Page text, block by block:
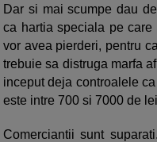
Dar si mai scumpe dau
ca hartia speciala pe
vor avea pierderi, pentru
trebuie sa distruga marfa
inceput deja controalele
este intre 700 si 7000 de
Comerciantii sunt